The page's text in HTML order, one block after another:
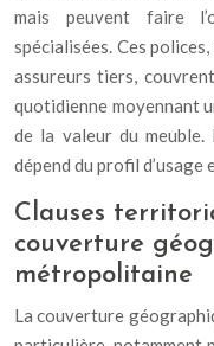
mais peuvent faire
spécialisées. Ces
assureurs tiers,
quotidienne moyennant
de la valeur du meuble.
dépend du profil
Clauses
couverture
métropolitaine
La couverture